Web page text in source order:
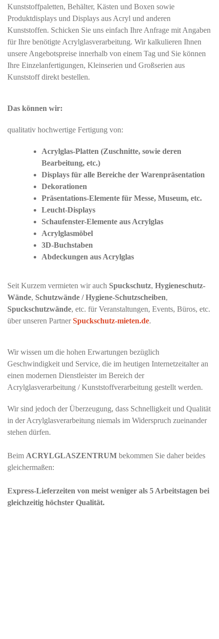
Kunststoffpaletten, Behälter, Kästen und Boxen sowie
Produktdisplays und Displays aus Acryl und anderen
Kunststoffen. Schicken Sie uns einfach Ihre Anfrage mit Angaben
für Ihre benötigte Acrylglasverarbeitung. Wir kalkulieren Ihnen
unsere Angebotspreise innerhalb von einem Tag und Sie können
Ihre Einzelanfertigungen, Kleinserien und Großserien aus
Kunststoff direkt bestellen.
Das können wir:
qualitativ hochwertige Fertigung von:
Acrylglas-Platten (Zuschnitte, sowie deren
Bearbeitung, etc.)
Displays für alle Bereiche der Warenpräsentation
Dekorationen
Präsentations-Elemente für Messe, Museum, etc.
Leucht-Displays
Schaufenster-Elemente aus Acrylglas
Acrylglasmöbel
3D-Buchstaben
Abdeckungen aus Acrylglas
Seit Kurzem vermieten wir auch Spuckschutz, Hygieneschutz-
Wände, Schutzwände / Hygiene-Schutzscheiben,
Spuckschutzwände, etc. für Veranstaltungen, Events, Büros, etc.
über unseren PartnerSpuckschutz-mieten.de.
Wir wissen um die hohen Erwartungen bezüglich
Geschwindigkeit und Service, die im heutigen Internetzeitalter an
einen modernen Dienstleister im Bereich der
Acrylglasverarbeitung / Kunststoffverarbeitung gestellt werden.
Wir sind jedoch der Überzeugung, dass Schnelligkeit und Qualität
in der Acrylglasverarbeitung niemals im Widerspruch zueinander
stehen dürfen.
Beim ACRYLGLASZENTRUM bekommen Sie daher beides
gleichermaßen:
Express-Lieferzeiten von meist weniger als 5 Arbeitstagen bei
gleichzeitig höchster Qualität.